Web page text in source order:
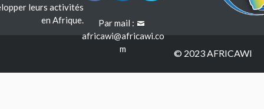
leurs activités
en Afrique.
Par mail :
africawi@africawi.co
m
© 2023 AFRICAWI